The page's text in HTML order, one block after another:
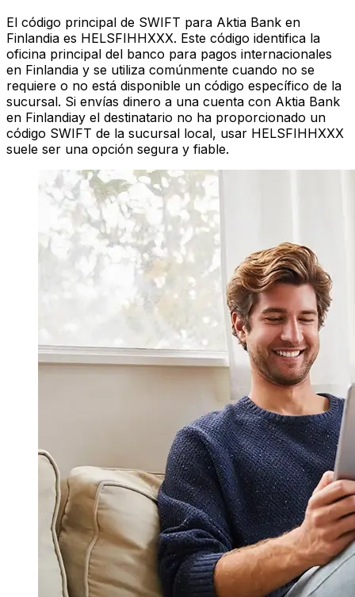
El código principal de SWIFT para Aktia Bank en
Finlandia es HELSFIHHXXX. Este código identifica la
oficina principal del banco para pagos internacionales
en Finlandia y se utiliza comúnmente cuando no se
requiere o no está disponible un código específico de la
sucursal. Si envías dinero a una cuenta con Aktia Bank
en Finlandiay el destinatario no ha proporcionado un
código SWIFT de la sucursal local, usar HELSFIHHXXX
suele ser una opción segura y fiable.